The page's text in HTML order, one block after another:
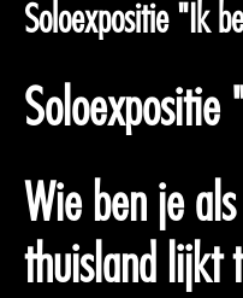
Soloexpositie "Ik
Wie ben je
thuisland lijkt